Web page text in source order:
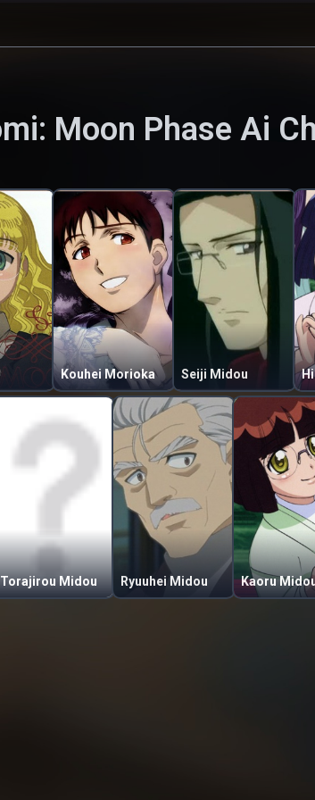
Moon Phase Ai
Kouhei Morioka Seiji Midou
Torajirou Midou Ryuuhei Midou Kaoru